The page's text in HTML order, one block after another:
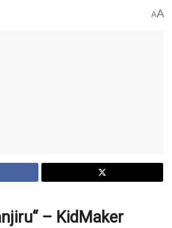
AA
– KidMaker